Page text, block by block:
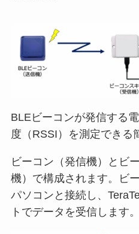
BLEビーコンが発信する
度（RSSI）を測定できる
ビーコン（発信機）とビ
機）で構成されます。ビ
パソコンと接続し、
トでデータを受信します。